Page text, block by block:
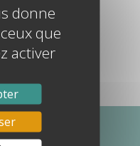
:
donne
que
activer